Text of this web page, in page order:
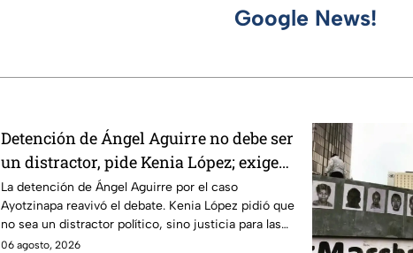
Google News!
Detención de Ángel Aguirre no debe ser
un distractor, pide Kenia López; exige
justicia por caso Ayotzinapa
La detención de Ángel Aguirre por el caso
Ayotzinapa reavivó el debate. Kenia López pidió que
no sea un distractor político, sino justicia para las
familias.
06 agosto, 2026